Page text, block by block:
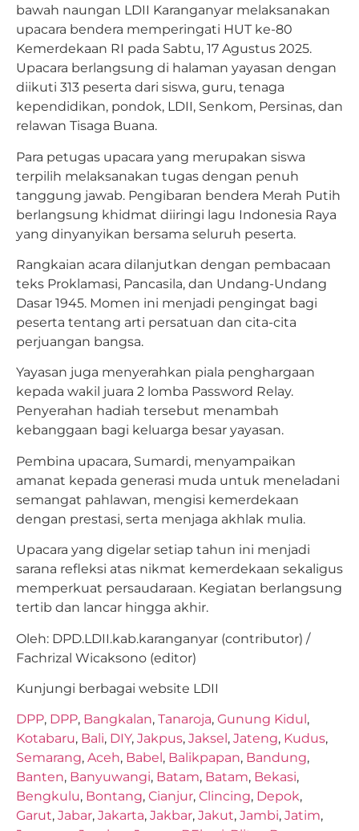
bawah naungan LDII Karanganyar melaksanakan
upacara bendera memperingati HUT ke-80
Kemerdekaan RI pada Sabtu, 17 Agustus 2025.
Upacara berlangsung di halaman yayasan dengan
diikuti 313 peserta dari siswa, guru, tenaga
kependidikan, pondok, LDII, Senkom, Persinas, dan
relawan Tisaga Buana.
Para petugas upacara yang merupakan siswa
terpilih melaksanakan tugas dengan penuh
tanggung jawab. Pengibaran bendera Merah Putih
berlangsung khidmat diiringi lagu Indonesia Raya
yang dinyanyikan bersama seluruh peserta.
Rangkaian acara dilanjutkan dengan pembacaan
teks Proklamasi, Pancasila, dan Undang-Undang
Dasar 1945. Momen ini menjadi pengingat bagi
peserta tentang arti persatuan dan cita-cita
perjuangan bangsa.
Yayasan juga menyerahkan piala penghargaan
kepada wakil juara 2 lomba Password Relay.
Penyerahan hadiah tersebut menambah
kebanggaan bagi keluarga besar yayasan.
Pembina upacara, Sumardi, menyampaikan
amanat kepada generasi muda untuk meneladani
semangat pahlawan, mengisi kemerdekaan
dengan prestasi, serta menjaga akhlak mulia.
Upacara yang digelar setiap tahun ini menjadi
sarana refleksi atas nikmat kemerdekaan sekaligus
memperkuat persaudaraan. Kegiatan berlangsung
tertib dan lancar hingga akhir.
Oleh: DPD.LDII.kab.karanganyar (contributor) /
Fachrizal Wicaksono (editor)
Kunjungi berbagai website LDII
DPP, DPP, Bangkalan, Tanaroja, Gunung Kidul ,
Kotabaru, Bali, DIY, Jakpus, Jaksel , Jateng, Kudus,
Semarang, Aceh, Babel , Balikpapan, Bandung,
Banten, Banyuwangi, Batam, Batam, Bekasi,
Bengkulu, Bontang, Cianjur, Clincing, Depok,
Garut, Jabar, Jakarta, Jakbar, Jakut, Jambi, Jatim,